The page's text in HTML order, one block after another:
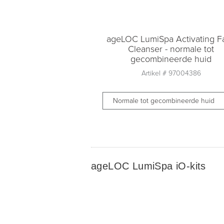
ageLOC LumiSpa Activating
Cleanser - normale tot
gecombineerde huid
Artikel # 97004386
Normale tot gecombineerde huid
Toevoegen aan
ageLOC LumiSpa iO-kits